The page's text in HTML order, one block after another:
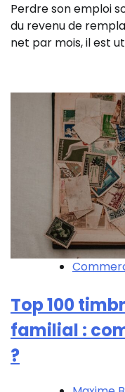
Perdre son emploi
du revenu de
net par mois, il est
Top 100
familial :
?